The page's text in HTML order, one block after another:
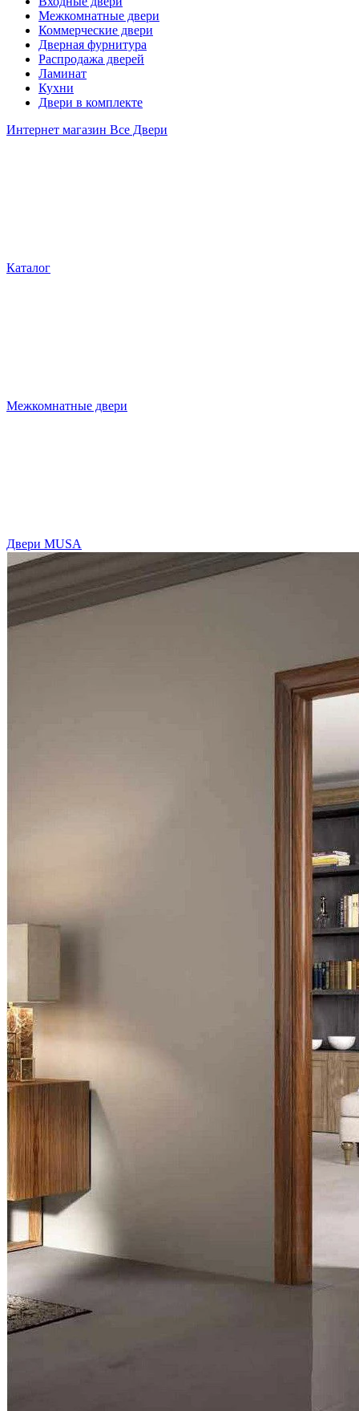
Межкомнатные двери
Коммерческие двери
Дверная фурнитура
Распродажа дверей
Ламинат
Кухни
Двери в комплекте
Интернет магазин Все Двери
Каталог
Межкомнатные двери
Двери MUSA